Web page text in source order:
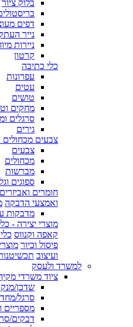
בלוק ציור
דפים
נייר
ניירות
קרטון
כלי כתיבה
עפרונות
עטים
טושים
מחקים
סרגלים
גירים
צבעים מכחולים
צבעים
מכחולים
מברשות
ספוגים
חומרים
ואמצעי הדבקה
מדבקות
מוצרי יצירה -
קאפה וקנווס
פיסול וכיור
ועיצוב
למשרד ולעסק
ציוד משרדי
שדכן/
סרגל/
מספריים
דבקים/